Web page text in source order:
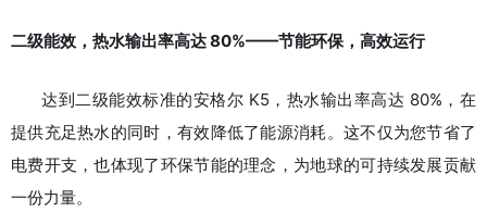
二级能效，热水输出率高达 80%——节能环保，高效运行
达到二级能效标准的安格尔 K5，热水输出率高达 80%，在
提供充足热水的同时，有效降低了能源消耗。这不仅为您节省了
电费开支，也体现了环保节能的理念，为地球的可持续发展贡献
一份力量。